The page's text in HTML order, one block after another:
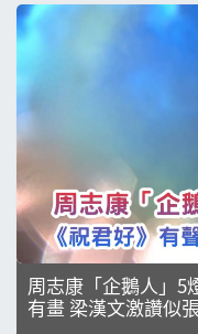
周志康「企鵝人」5
有畫 梁漢文激讚似